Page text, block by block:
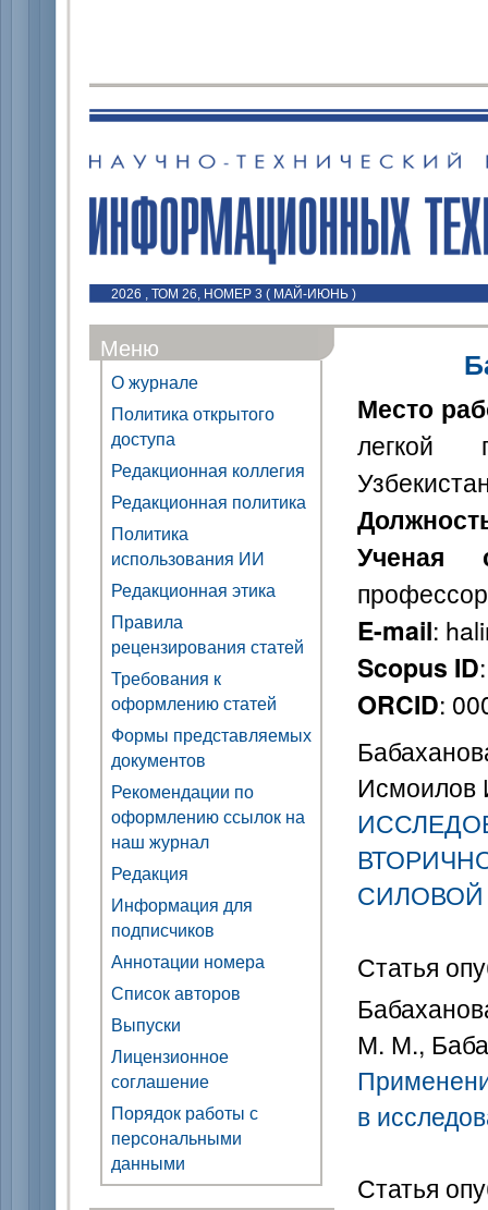
2026 , ТОМ 26, НОМЕР 3 ( МАЙ-ИЮНЬ )
Меню
О журнале
Политика открытого
доступа
Редакционная коллегия
Редакционная политика
Политика
использования ИИ
Редакционная этика
Правила
рецензирования статей
Требования к
оформлению статей
Формы представляемых
документов
Рекомендации по
оформлению ссылок на
наш журнал
Редакция
Информация для
подписчиков
Аннотации номера
Список авторов
Выпуски
Лицензионное
соглашение
Порядок работы с
персональными
данными
Место
легкой
Ученая
профессор
E-mail:
Scopus ID
ORCID:
Исмоилов
Статья
М. М.,
в
Статья